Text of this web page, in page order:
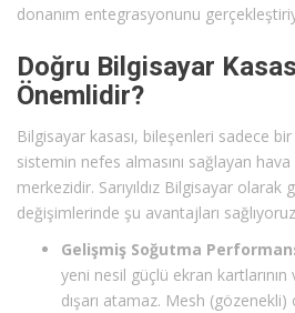
donanım entegrasyonunu
Doğru Bilgisayar
Önemlidir?
Bilgisayar kasası, bileşenleri sadece
sistemin nefes almasını sağlayan
merkezidir. Sarıyıldız Bilgisayar
değişimlerinde şu avantajları
Gelişmiş Soğutma
yeni nesil güçlü ekran kartlarının
dışarı atamaz. Mesh